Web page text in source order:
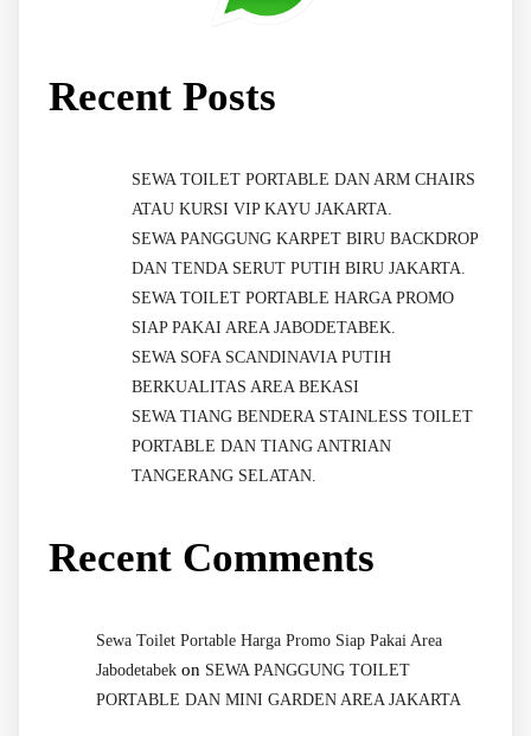
Recent Posts
SEWA TOILET PORTABLE DAN ARM CHAIRS
ATAU KURSI VIP KAYU JAKARTA.
SEWA PANGGUNG KARPET BIRU BACKDROP
DAN TENDA SERUT PUTIH BIRU JAKARTA.
SEWA TOILET PORTABLE HARGA PROMO
SIAP PAKAI AREA JABODETABEK.
SEWA SOFA SCANDINAVIA PUTIH
BERKUALITAS AREA BEKASI
SEWA TIANG BENDERA STAINLESS TOILET
PORTABLE DAN TIANG ANTRIAN
TANGERANG SELATAN.
Recent Comments
Sewa Toilet Portable Harga Promo Siap Pakai Area
Jabodetabek on SEWA PANGGUNG TOILET
PORTABLE DAN MINI GARDEN AREA JAKARTA